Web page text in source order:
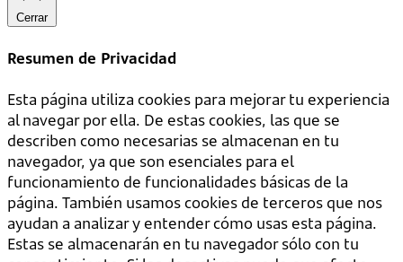
Cerrar
Resumen de Privacidad
Esta página utiliza cookies para mejorar tu experiencia
al navegar por ella. De estas cookies, las que se
describen como necesarias se almacenan en tu
navegador, ya que son esenciales para el
funcionamiento de funcionalidades básicas de la
página. También usamos cookies de terceros que nos
ayudan a analizar y entender cómo usas esta página.
Estas se almacenarán en tu navegador sólo con tu